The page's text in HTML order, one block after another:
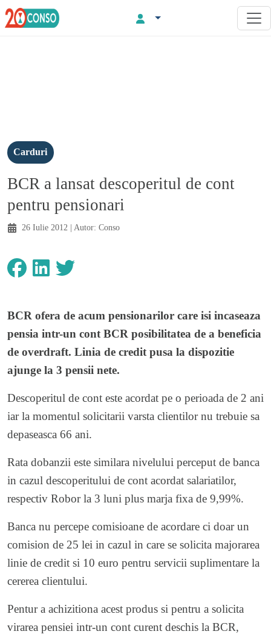
Carduri
BCR a lansat descoperitul de cont
pentru pensionari
26 Iulie 2012 | Autor: Conso
BCR ofera de acum pensionarilor care isi incaseaza
pensia intr-un cont BCR posibilitatea de a beneficia
de overdraft. Linia de credit pusa la dispozitie
ajunge la 3 pensii nete.
Descoperitul de cont este acordat pe o perioada de 2 ani
iar la momentul solicitarii varsta clientilor nu trebuie sa
depaseasca 66 ani.
Rata dobanzii este similara nivelului perceput de banca
in cazul descoperitului de cont acordat salariatilor,
respectiv Robor la 3 luni plus marja fixa de 9,99%.
Banca nu percepe comisioane de acordare ci doar un
comision de 25 lei in cazul in care se solicita majorarea
linie de credit si 10 euro pentru servicii suplimentare la
cererea clientului.
Pentur a achizitiona acest produs si pentru a solicita
virarea pensiei intr-un cont curent deschis la BCR,